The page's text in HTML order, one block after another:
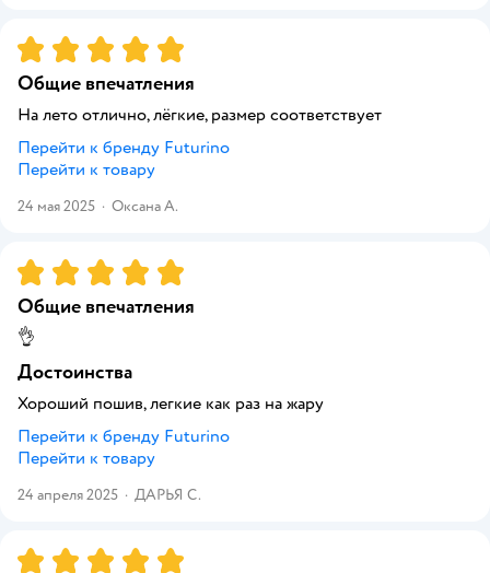
Рейтинг:5
Общие впечатления
На лето отлично, лёгкие, размер соответствует
Перейти к бренду Futurino
Перейти к товару
24 мая 2025 · Оксана А.
Рейтинг:5
Общие впечатления
👌
Достоинства
Хороший пошив, легкие как раз на жару
Перейти к бренду Futurino
Перейти к товару
24 апреля 2025 · ДАРЬЯ С.
Рейтинг:5